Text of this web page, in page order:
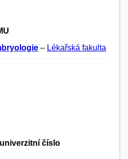
– Lékařská fakulta
číslo